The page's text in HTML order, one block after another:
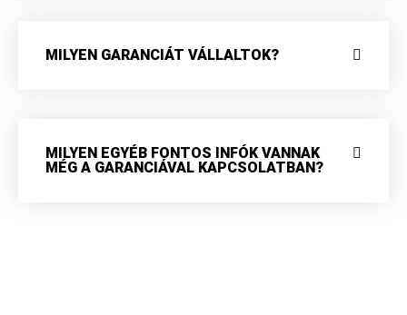
MILYEN GARANCIÁT VÁLLALTOK?
MILYEN EGYÉB FONTOS INFÓK VANNAK
MÉG A GARANCIÁVAL KAPCSOLATBAN?